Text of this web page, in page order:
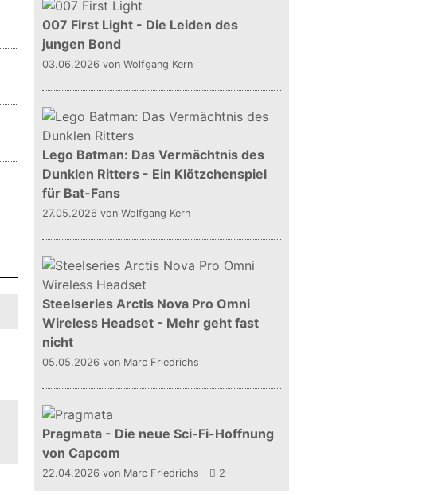
007 First Light - Die Leiden des
jungen Bond
03.06.2026 von Wolfgang Kern
Lego Batman: Das Vermächtnis des
Dunklen Ritters - Ein Klötzchenspiel
für Bat-Fans
27.05.2026 von Wolfgang Kern
Steelseries Arctis Nova Pro Omni
Wireless Headset - Mehr geht fast
nicht
05.05.2026 von Marc Friedrichs
Pragmata - Die neue Sci-Fi-Hoffnung
von Capcom
22.04.2026 von Marc Friedrichs 2